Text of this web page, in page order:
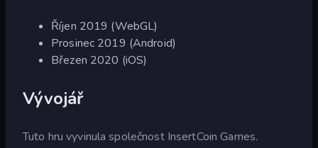
Říjen 2019 (WebGL)
Prosinec 2019 (Android)
Březen 2020 (iOS)
Vývojář
Tuto hru vyvinula společnost InsertCoin Games.